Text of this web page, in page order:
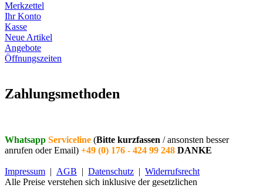
Merkzettel
Ihr Konto
Kasse
Neue Artikel
Angebote
Öffnungszeiten
Zahlungsmethoden
Whatsapp Serviceline (Bitte kurzfassen / ansonsten besser
anrufen oder Email) +49 (0) 176 - 424 99 248 DANKE
Impressum | AGB | Datenschutz | Widerrufsrecht
Alle Preise verstehen sich inklusive der gesetzlichen